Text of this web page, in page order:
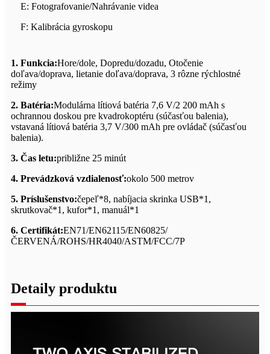
E: Fotografovanie/Nahrávanie videa
F: Kalibrácia gyroskopu
1. Funkcia:Hore/dole, Dopredu/dozadu, Otočenie
doľava/doprava, lietanie doľava/doprava, 3 rôzne rýchlostné
režimy
2. Batéria:Modulárna lítiová batéria 7,6 V/2 200 mAh s
ochrannou doskou pre kvadrokoptéru (súčasťou balenia),
vstavaná lítiová batéria 3,7 V/300 mAh pre ovládač (súčasťou
balenia).
3. Čas letu:približne 25 minút
4. Prevádzková vzdialenosť:okolo 500 metrov
5. Príslušenstvo:čepeľ*8, nabíjacia skrinka USB*1,
skrutkovač*1, kufor*1, manuál*1
6. Certifikát:EN71/EN62115/EN60825/
ČERVENÁ/ROHS/HR4040/ASTM/FCC/7P
Detaily produktu